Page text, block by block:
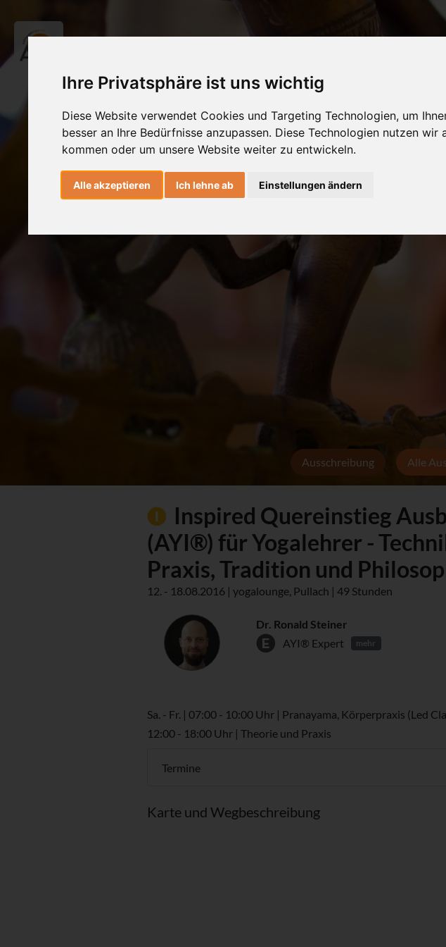
Ihre Privatsphäre ist uns wichtig
Diese Website verwendet Cookies und Targeting Technologien, um
besser an Ihre Bedürfnisse anzupassen. Diese Technologien nutzen
kommen oder um unsere Website weiter zu entwickeln.
Alle akzeptieren Ich lehne ab Einstellungen ändern
Ausschreibung Alle
Inspired Quereinstieg
(AYI®) für Yogalehrer -
Praxis, Tradition und
12. - 18.08.2016 | yogalounge, Pullach | 49 Stunden
Dr. Ronald Steiner
AYI® Expert
mehr
Sa. - Fr. | 07:00 - 10:00 Uhr | Pranayama, Körperpraxis (Led
12:00 - 18:00 Uhr | Theorie und Praxis
Termine
Karte und Wegbeschreibung